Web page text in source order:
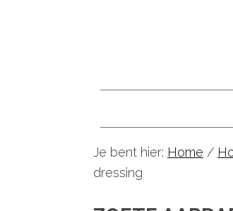
Je bent hier: Home /
dressing